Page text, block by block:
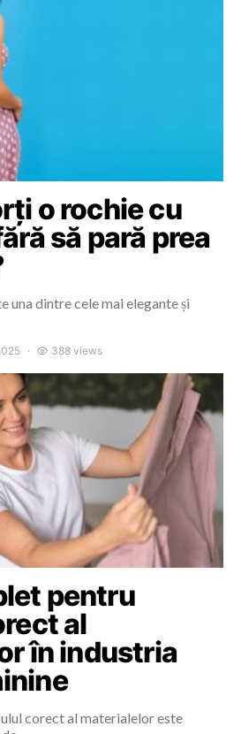
o rochie cu
să pară prea
una dintre cele mai elegante și
388 views
pentru
al
în industria
corect al materialelor este